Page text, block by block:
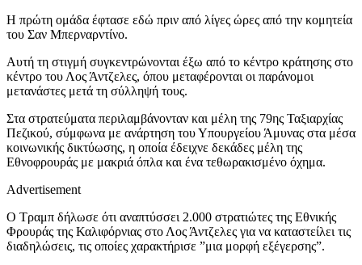
Η πρώτη ομάδα έφτασε εδώ πριν από λίγες ώρες από την κομητεία
του Σαν Μπερναρντίνο.
Αυτή τη στιγμή συγκεντρώνονται έξω από το κέντρο κράτησης στο
κέντρο του Λος Άντζελες, όπου μεταφέρονται οι παράνομοι
μετανάστες μετά τη σύλληψή τους.
Στα στρατεύματα περιλαμβάνονταν και μέλη της 79ης Ταξιαρχίας
Πεζικού, σύμφωνα με ανάρτηση του Υπουργείου Άμυνας στα μέσα
κοινωνικής δικτύωσης, η οποία έδειχνε δεκάδες μέλη της
Εθνοφρουράς με μακριά όπλα και ένα τεθωρακισμένο όχημα.
Advertisement
Ο Τραμπ δήλωσε ότι αναπτύσσει 2.000 στρατιώτες της Εθνικής
Φρουράς της Καλιφόρνιας στο Λος Άντζελες για να καταστείλει τις
διαδηλώσεις, τις οποίες χαρακτήρισε ”μια μορφή εξέγερσης”.